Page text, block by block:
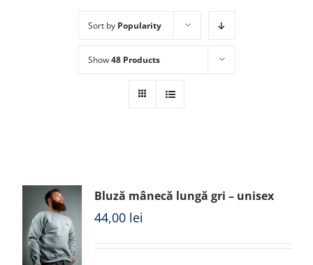
Sort by Popularity
Show48 Products
Bluză mânecă lungă gri – unisex
44,00 lei